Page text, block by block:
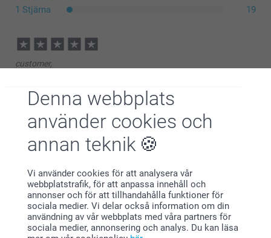
Denna webbplats
använder cookies och
annan teknik
Vi använder cookies för att analysera vår
webbplatstrafik, för att anpassa innehåll och
annonser och för att tillhandahålla funktioner för
sociala medier. Vi delar också information om din
användning av vår webbplats med våra partners för
sociala medier, annonsering och analys. Du kan läsa
1 Stjärna
19
customer,
Väldigt nöjd. Bra bild och kvalitet. Blev uppskattad
Ing-Britt,
2026-07-27
Jättefint pussel
Visa reaktioner
2026-07-30
11:57